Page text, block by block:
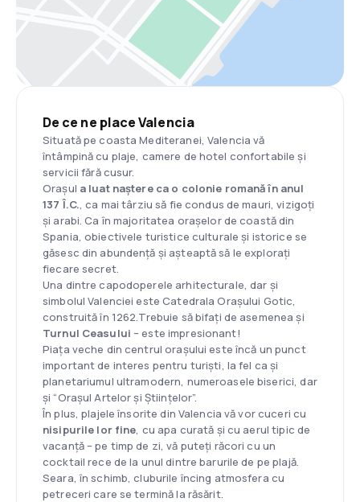
De ce ne place Valencia
Situată pe coasta Mediteranei, Valencia vă
întâmpină cu plaje, camere de hotel confortabile și
servicii fără cusur.
Orașul a luat naștere ca o colonie romană în anul
137 Î.C., ca mai târziu să fie condus de mauri, vizigoți
și arabi. Ca în majoritatea orașelor de coastă din
Spania, obiectivele turistice culturale și istorice se
găsesc din abundență și așteaptă să le explorați
fiecare secret.
Una dintre capodoperele arhitecturale, dar și
simbolul Valenciei este Catedrala Orașului Gotic,
construită în 1262.Trebuie să bifați de asemenea și
Turnul Ceasului– este impresionant!
Piața veche din centrul orașului este încă un punct
important de interes pentru turiști, la fel ca și
planetariumul ultramodern, numeroasele biserici, dar
și “Orașul Artelor și Științelor”.
În plus, plajele însorite din Valencia vă vor cuceri cu
nisipurile lor fine, cu apa curată și cu aerul tipic de
vacanță – pe timp de zi, vă puteți răcori cu un
cocktail rece de la unul dintre barurile de pe plajă.
Seara, în schimb, cluburile încing atmosfera cu
petreceri care se termină la răsărit.